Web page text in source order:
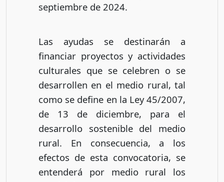
septiembre de 2024.
Las ayudas se destinarán a
financiar proyectos y actividades
culturales que se celebren o se
desarrollen en el medio rural, tal
como se define en la Ley 45/2007,
de 13 de diciembre, para el
desarrollo sostenible del medio
rural. En consecuencia, a los
efectos de esta convocatoria, se
entenderá por medio rural los